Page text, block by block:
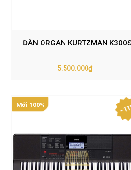
ĐÀN ORGAN KURTZMAN K300S
5.500.000₫
-
Mới 100%